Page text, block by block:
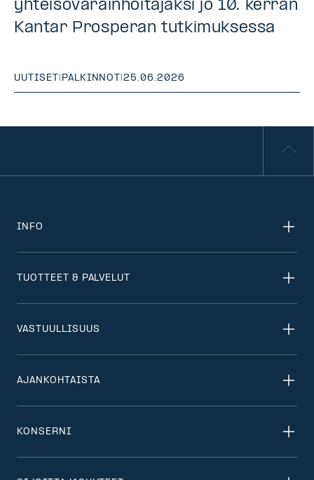
yhteisövarainhoitajaksi jo 10. kerran
Kantar Prosperan tutkimuksessa
UUTISET | PALKINNOT |25.06.2026
INFO
TUOTTEET & PALVELUT
VASTUULLISUUS
AJANKOHTAISTA
KONSERNI